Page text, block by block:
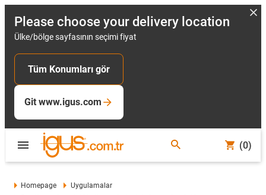
Please choose your delivery location
Ülke/bölge sayfasının seçimi fiyat
Tüm Konumları gör
Git www.igus.com
(0)
Homepage
Uygulamalar